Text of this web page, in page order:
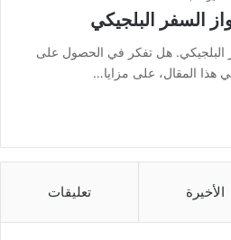
السفر البلجيكي
البلجيكي. هل تفكر في الحصول على
المقال، على مزايا…
الأخيرة تعليقات